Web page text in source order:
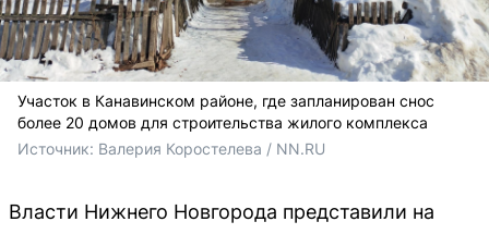
Участок в Канавинском районе, где запланирован снос
более 20 домов для строительства жилого комплекса
Источник: Валерия Коростелева / NN.RU
Власти Нижнего Новгорода представили на